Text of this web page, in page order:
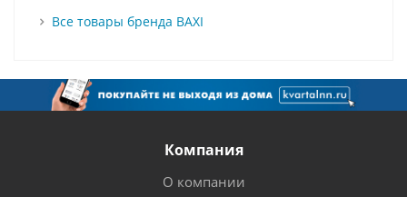
Все товары бренда BAXI
Компания
О компании